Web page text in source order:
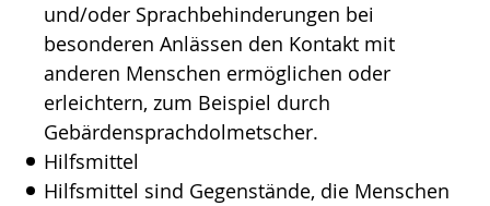
und/oder Sprachbehinderungen bei
besonderen Anlässen den Kontakt mit
anderen Menschen ermöglichen oder
erleichtern, zum Beispiel durch
Gebärdensprachdolmetscher.
Hilfsmittel
Hilfsmittel sind Gegenstände, die Menschen